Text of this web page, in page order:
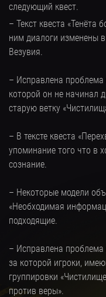
следующий квест.
– Текст квеста «Тенёта
ним диалоги изменены в
Везувия.
– Исправлена
которой он не начинал
старую ветку
– В тексте квеста
упоминание того что в
сознание.
– Некоторые модели
«Необходимая
подходящие.
– Исправлена
за которой игроки,
группировки
против веры».